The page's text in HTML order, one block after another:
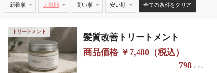
新着順 人気順 高い順 安い順 全ての条件をクリア
トリートメント
髪質改善トリートメント
商品価格 ￥7,480（税込）
798 view